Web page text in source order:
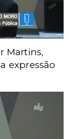
Martins,
expressão